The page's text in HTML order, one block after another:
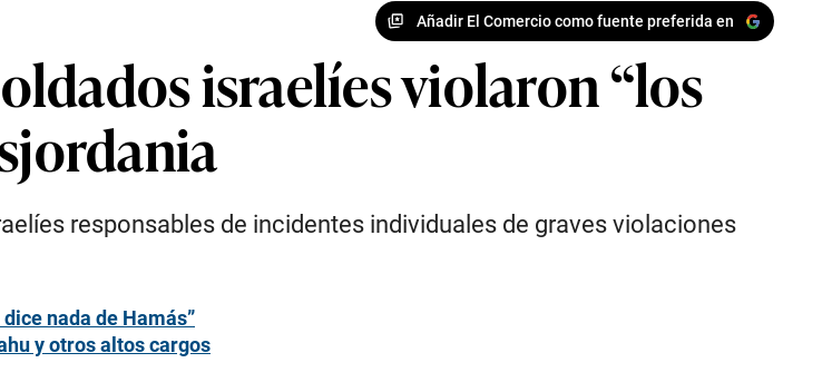
Añadir El Comercio como fuente preferida en
israelíes violaron “los
responsables de incidentes individuales de graves violaciones
nada de Hamás”
y otros altos cargos